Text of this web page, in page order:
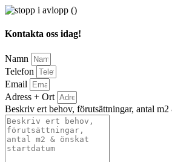
Kontakta oss idag!
Namn
Telefon
Email
Adress + Ort
Beskriv ert behov, förutsättningar, antal